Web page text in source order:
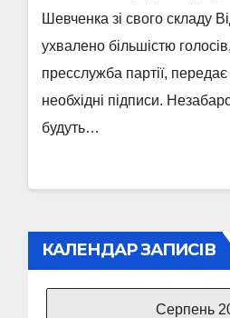
Шевченка зі свого складу
ухвалено більшістю
пресслужба партії, передає
необхідні підписи.
будуть…
КАЛЕНДАР ЗАПИСІВ
Серпень